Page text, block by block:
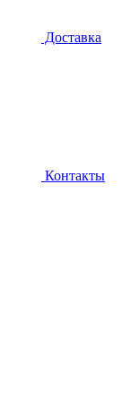
Доставка
Контакты